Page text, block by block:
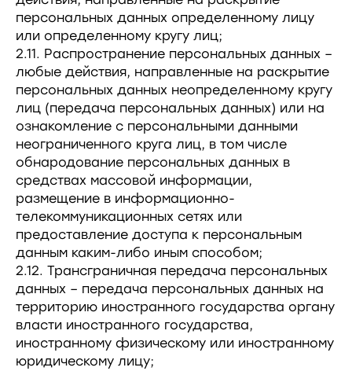
персональных данных определенному лицу
или определенному кругу лиц;
2.11. Распространение персональных данных –
любые действия, направленные на раскрытие
персональных данных неопределенному кругу
лиц (передача персональных данных) или на
ознакомление с персональными данными
неограниченного круга лиц, в том числе
обнародование персональных данных в
средствах массовой информации,
размещение в информационно-
телекоммуникационных сетях или
предоставление доступа к персональным
данным каким-либо иным способом;
2.12. Трансграничная передача персональных
данных – передача персональных данных на
территорию иностранного государства органу
власти иностранного государства,
иностранному физическому или иностранному
юридическому лицу;